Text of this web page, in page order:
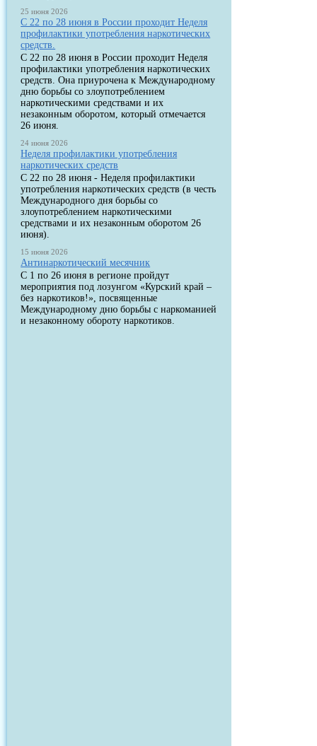
25 июня 2026
С 22 по 28 июня в России проходит Неделя
профилактики употребления наркотических
средств.
С 22 по 28 июня в России проходит Неделя
профилактики употребления наркотических
средств. Она приурочена к Международному
дню борьбы со злоупотреблением
наркотическими средствами и их
незаконным оборотом, который отмечается
26 июня.
24 июня 2026
Неделя профилактики употребления
наркотических средств
С 22 по 28 июня - Неделя профилактики
употребления наркотических средств (в честь
Международного дня борьбы со
злоупотреблением наркотическими
средствами и их незаконным оборотом 26
июня).
15 июня 2026
Антинаркотический месячник
С 1 по 26 июня в регионе пройдут
мероприятия под лозунгом «Курский край –
без наркотиков!», посвященные
Международному дню борьбы с наркоманией
и незаконному обороту наркотиков.